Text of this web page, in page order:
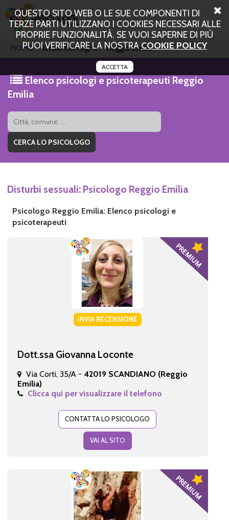
QUESTO SITO WEB O LE SUE COMPONENTI DI
TERZE PARTI UTILIZZANO I COOKIES NECESSARI ALLE
PROPRIE FUNZIONALITÀ. SE VUOI SAPERNE DI PIÙ
PUOI VERIFICARE LA NOSTRACOOKIE POLICY
ACCETTA
HOME Emilia Romagna Reggio Emilia
Elenco psicologi e psicoterapeuti Reggio
Emilia
Disturbi sessuali: Psicologo Reggio Emilia
Psicologo Reggio Emilia: Elenco psicologi e
psicoterapeuti
INVIA RECENSIONE
Dott.ssa Giovanna Loconte
Via Corti, 35/A - 42019 SCANDIANO (Reggio
Emilia)
Clicca qui per visualizzare il telefono
CONTATTA LO PSICOLOGO
VAI AL SITO